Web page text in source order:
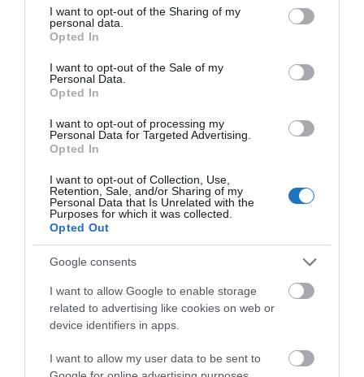
not limited to your visit or usage behaviour. You may click to
grant or deny consent to Google and its third-party tags to
use your data for below specified purposes in below Google
consent section.
I want to opt-out of the Sharing of my
personal data.
Opted In
I want to opt-out of the Sale of my
Personal Data.
Opted In
I want to opt-out of processing my
Personal Data for Targeted Advertising.
Opted In
I want to opt-out of Collection, Use,
Retention, Sale, and/or Sharing of my
Personal Data that Is Unrelated with the
Purposes for which it was collected.
Opted Out
Google consents
I want to allow Google to enable storage
related to advertising like cookies on web or
device identifiers in apps.
I want to allow my user data to be sent to
hogy a repülőgép levegője szárazabb, igyunk az
átlagosnál több folyadékot, leginkább vizet a
repülés során. Mivel a szervezetből a bőrön át is
távozik nedvesség, az Emirates kifejlesztette az első
számára ingyenesen biztosít. A pizsama anyagában
olyan természetes anyagok találhatóak, mint a shea
vaj és az argánolaj, amelyek alvás közben
folyamatosan érintkeznek a bőrrel, így tartva fenn a
hidratáltságát.
6. Mozogjunk repülés közben,